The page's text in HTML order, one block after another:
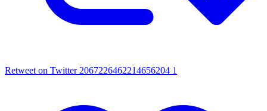
Retweet on Twitter 2067226462214656204 1